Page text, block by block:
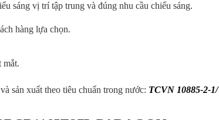
sáng vị trí tập trung và đúng nhu cầu chiếu sáng.
hàng lựa chọn.
mắt.
sản xuất theo tiêu chuẩn trong nước: TCVN 10885-2-1/